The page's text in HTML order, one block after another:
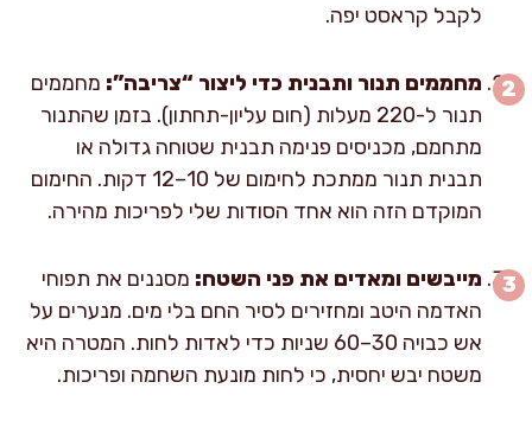
לקבל קראסט יפה.
מחממים תנור ותבנית כדי ליצור “צריבה”: מחממים
תנור ל-220 מעלות (חום עליון-תחתון). בזמן שהתנור
מתחמם, מכניסים פנימה תבנית שטוחה גדולה או
תבנית תנור ממתכת לחימום של 10–12 דקות. החימום
המוקדם הזה הוא אחד הסודות שלי לפריכות מהירה.
מייבשים ומאדים את פני השטח: מסננים את תפוחי
האדמה היטב ומחזירים לסיר החם בלי מים. מנערים על
אש כבויה 30–60 שניות כדי לאדות לחות. המטרה היא
משטח יבש יחסית, כי לחות מונעת השחמה ופריכות.